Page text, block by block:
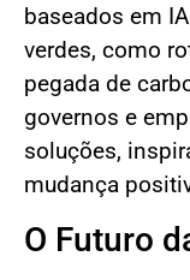
baseados em
verdes, como
pegada de
governos e
soluções,
mudança
O Futuro